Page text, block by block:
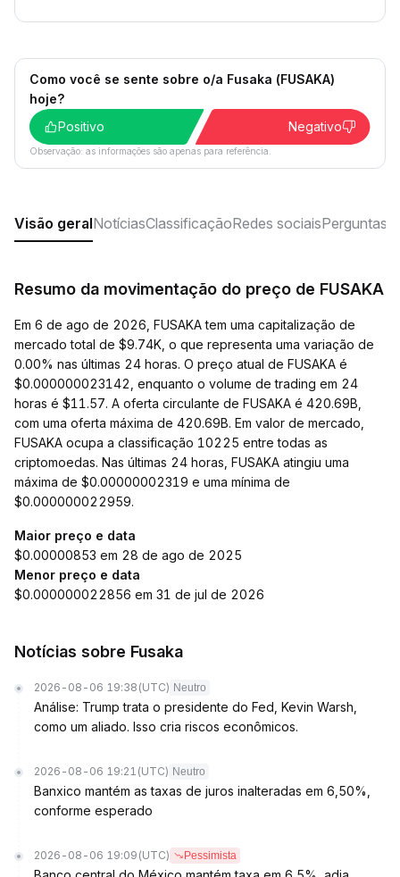
Como você se sente sobre o/a Fusaka (FUSAKA)
hoje?
Positivo
Negativo
Observação: as informações são apenas para referência.
Visão geralNotíciasClassificaçãoRedes sociaisPerguntas
Resumo da movimentação do preço de FUSAKA
Em 6 de ago de 2026, FUSAKA tem uma capitalização de
mercado total de $9.74K, o que representa uma variação de
0.00% nas últimas 24 horas. O preço atual de FUSAKA é
$0.000000023142, enquanto o volume de trading em 24
horas é $11.57. A oferta circulante de FUSAKA é 420.69B,
com uma oferta máxima de 420.69B. Em valor de mercado,
FUSAKA ocupa a classificação 10225 entre todas as
criptomoedas. Nas últimas 24 horas, FUSAKA atingiu uma
máxima de $0.00000002319 e uma mínima de
$0.000000022959.
Maior preço e data
$0.00000853 em 28 de ago de 2025
Menor preço e data
$0.000000022856 em 31 de jul de 2026
Notícias sobre Fusaka
2026-08-06 19:38 (UTC) Neutro
Análise: Trump trata o presidente do Fed, Kevin Warsh,
como um aliado. Isso cria riscos econômicos.
2026-08-06 19:21 (UTC) Neutro
Banxico mantém as taxas de juros inalteradas em 6,50%,
conforme esperado
2026-08-06 19:09 (UTC) Pessimista